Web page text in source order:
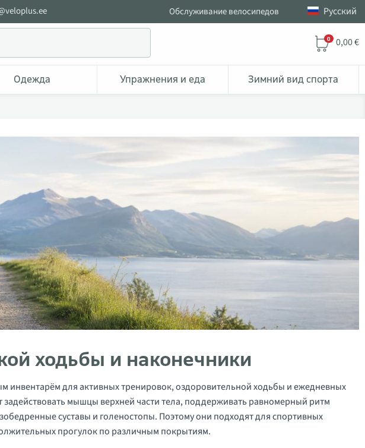
Обслуживание велосипедов Pусский
0 0,00 €
Одежда Упражнения и еда Зимний вид спорта
ходьбы и наконечники
инвентарём для активных тренировок, оздоровительной ходьбы и ежедневных
мышцы верхней части тела, поддерживать равномерный ритм
суставы и голеностопы. Поэтому они подходят для спортивных
прогулок по различным покрытиям.